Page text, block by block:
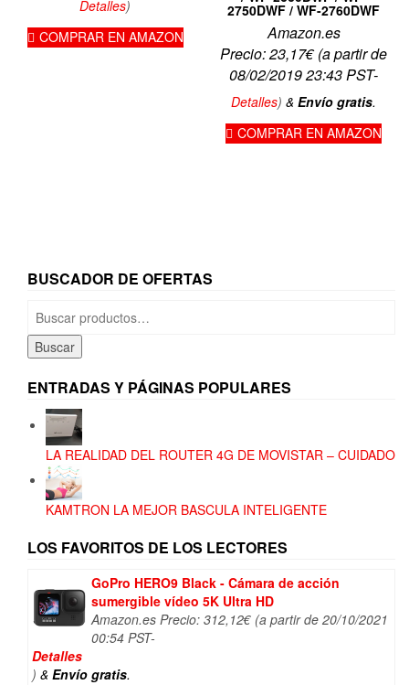
67,52€.
35,00€.
Detalles)
COMPRAR EN AMAZON
2750DWF / WF-2760DWF
Amazon.es
Precio:23,17€(a partir de
08/02/2019 23:43 PST-
Detalles)&Envío gratis.
COMPRAR EN AMAZON
BUSCADOR DE OFERTAS
por:
Buscar
ENTRADAS Y PÁGINAS POPULARES
LA REALIDAD DEL ROUTER 4G DE MOVISTAR – CUIDADO
KAMTRON LA MEJOR BASCULA INTELIGENTE
LOS FAVORITOS DE LOS LECTORES
GoPro HERO9 Black - Cámara de acción
sumergible vídeo 5K Ultra HD
Amazon.es Precio: 312,12€ (a partir de 20/10/2021
00:54 PST-
Detalles
) & Envío gratis.